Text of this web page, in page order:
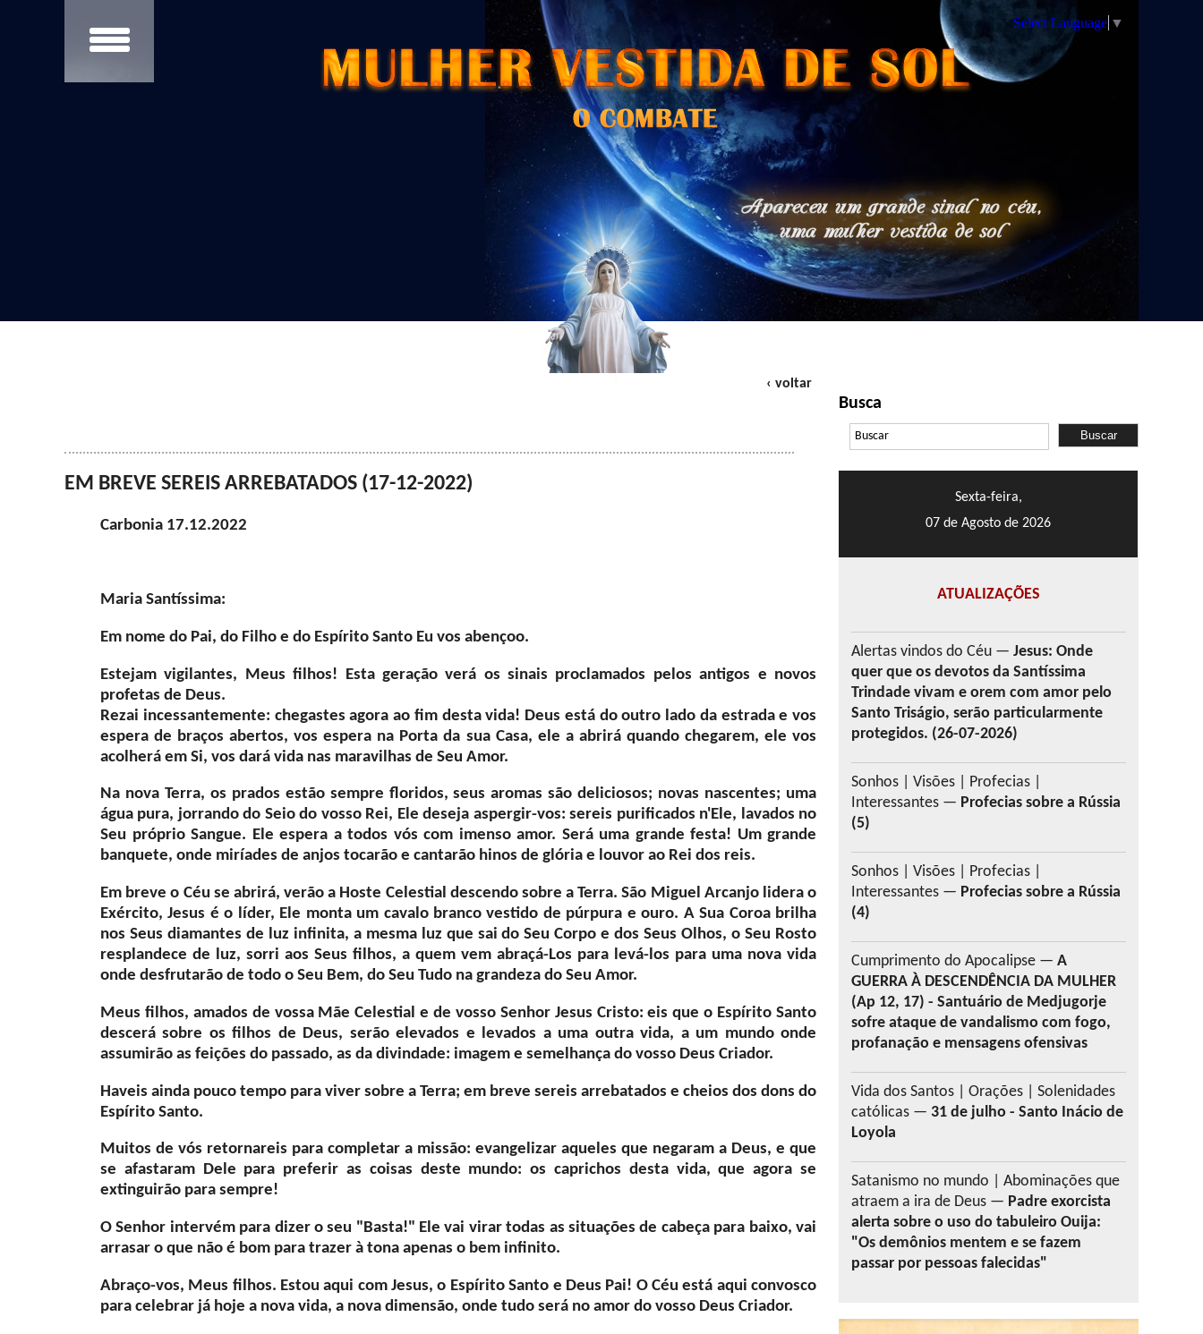
Select Language ▼
‹ voltar
EM BREVE SEREIS ARREBATADOS (17-12-2022)
Carbonia 17.12.2022
Maria Santíssima:
Em nome do Pai, do Filho e do Espírito Santo Eu vos abençoo.
Estejam vigilantes, Meus filhos! Esta geração verá os sinais proclamados pelos antigos e novos
profetas de Deus.
Rezai incessantemente: chegastes agora ao fim desta vida! Deus está do outro lado da estrada e vos
espera de braços abertos, vos espera na Porta da sua Casa, ele a abrirá quando chegarem, ele vos
acolherá em Si, vos dará vida nas maravilhas de Seu Amor.
Na nova Terra, os prados estão sempre floridos, seus aromas são deliciosos; novas nascentes; uma
água pura, jorrando do Seio do vosso Rei, Ele deseja aspergir-vos: sereis purificados n'Ele, lavados no
Seu próprio Sangue. Ele espera a todos vós com imenso amor. Será uma grande festa! Um grande
banquete, onde miríades de anjos tocarão e cantarão hinos de glória e louvor ao Rei dos reis.
Em breve o Céu se abrirá, verão a Hoste Celestial descendo sobre a Terra. São Miguel Arcanjo lidera o
Exército, Jesus é o líder, Ele monta um cavalo branco vestido de púrpura e ouro. A Sua Coroa brilha
nos Seus diamantes de luz infinita, a mesma luz que sai do Seu Corpo e dos Seus Olhos, o Seu Rosto
resplandece de luz, sorri aos Seus filhos, a quem vem abraçá-Los para levá-los para uma nova vida
onde desfrutarão de todo o Seu Bem, do Seu Tudo na grandeza do Seu Amor.
Meus filhos, amados de vossa Mãe Celestial e de vosso Senhor Jesus Cristo: eis que o Espírito Santo
descerá sobre os filhos de Deus, serão elevados e levados a uma outra vida, a um mundo onde
assumirão as feições do passado, as da divindade: imagem e semelhança do vosso Deus Criador.
Haveis ainda pouco tempo para viver sobre a Terra; em breve sereis arrebatados e cheios dos dons do
Espírito Santo.
Muitos de vós retornareis para completar a missão: evangelizar aqueles que negaram a Deus, e que
se afastaram Dele para preferir as coisas deste mundo: os caprichos desta vida, que agora se
extinguirão para sempre!
O Senhor intervém para dizer o seu "Basta!" Ele vai virar todas as situações de cabeça para baixo, vai
arrasar o que não é bom para trazer à tona apenas o bem infinito.
Abraço-vos, Meus filhos. Estou aqui com Jesus, o Espírito Santo e Deus Pai! O Céu está aqui convosco
para celebrar já hoje a nova vida, a nova dimensão, onde tudo será no amor do vosso Deus Criador.
Busca
Sexta-feira,
07 de Agosto de 2026
ATUALIZAÇÕES
Alertas vindos do Céu — Jesus: Onde
quer que os devotos da Santíssima
Trindade vivam e orem com amor pelo
Santo Triságio, serão particularmente
protegidos. (26-07-2026)
Sonhos | Visões | Profecias |
Interessantes — Profecias sobre a Rússia
(5)
Sonhos | Visões | Profecias |
Interessantes — Profecias sobre a Rússia
(4)
Cumprimento do Apocalipse — A
GUERRA À DESCENDÊNCIA DA MULHER
(Ap 12, 17) - Santuário de Medjugorje
sofre ataque de vandalismo com fogo,
profanação e mensagens ofensivas
Vida dos Santos | Orações | Solenidades
católicas — 31 de julho - Santo Inácio de
Loyola
Satanismo no mundo | Abominações que
atraem a ira de Deus — Padre exorcista
alerta sobre o uso do tabuleiro Ouija:
"Os demônios mentem e se fazem
passar por pessoas falecidas"